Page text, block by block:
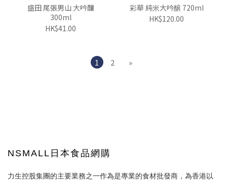
盛田 尾張男山 大吟釀
300ml
HK$41.00
彩華 純米大吟醸 720ml
HK$120.00
1 2 »
NSMALL日本食品網購
力生控股集團的主要業務之一作為是專業的食材批發商，為香港以